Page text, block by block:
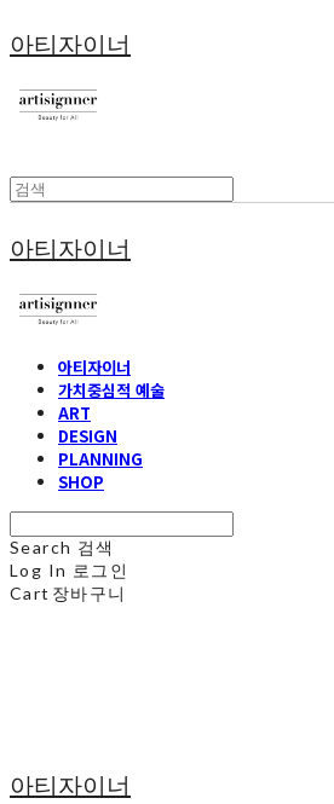
아티자이너
아티자이너
아티자이너
가치중심적 예술
ART
DESIGN
PLANNING
SHOP
Search 검색
Log In 로그인
Cart 장바구니
아티자이너